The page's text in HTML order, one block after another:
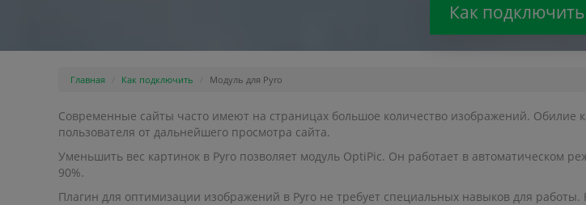
Как
Главная Как подключить Модуль для Pyro
Современные сайты часто имеют на страницах большое количество изображений. Обилие
пользователя от дальнейшего просмотра сайта.
Уменьшить вес картинок в Pyro позволяет модуль OptiPic. Он работает в автоматическом
90%.
Плагин для оптимизации изображений в Pyro не требует специальных навыков для